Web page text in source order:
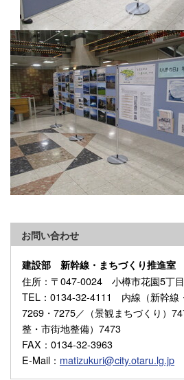
お問い合わせ
建設部 新幹線・まちづくり推進室
住所 ：〒047-0024 小樽市花園5丁
TEL ：0134-32-4111 内線（新幹線
7269・7275／（景観まちづくり）
整・市街地整備）7473
FAX ：0134-32-3963
E-Mail ： matizukuri@city.otaru.lg.jp